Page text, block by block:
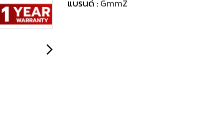
แบรนด์ : GmmZ